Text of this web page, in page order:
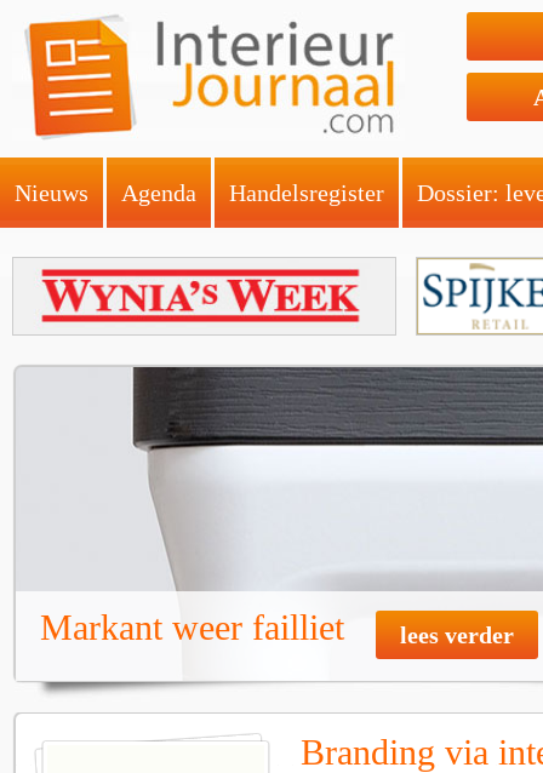
Nieuws Agenda Handelsregister Dossier:
Markant weer failliet lees verder
Branding via